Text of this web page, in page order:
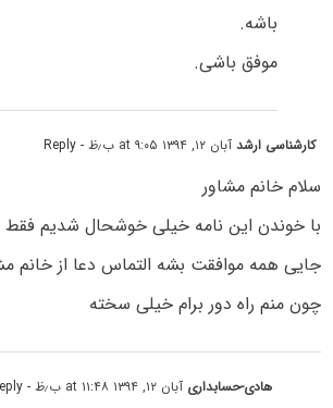
باشه.
موفق باشی.
کارشناسی ارشدآبان ۱۲, ۱۳۹۴ at ۹:۰۵ ب٫ظ - Reply
سلام خانم مشاور
با خوندن این نامه خیلی خوشحال شدیم فقط
جایی همه موافقت بشه التماس دعا از خانم
چون منم راه دور برام خیلی سخته
هادی-حسابداری آبان ۱۲, ۱۳۹۴ at ۱۱:۴۸ ب٫ظ - Reply